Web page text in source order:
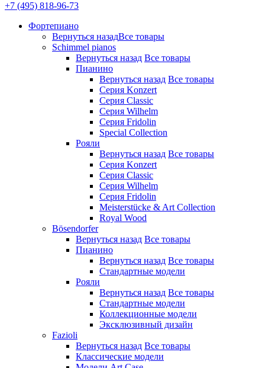
+7 (495) 818-96-73
Фортепиано
Вернуться назадВсе товары
Schimmel pianos
Вернуться назад Все товары
Пианино
Вернуться назад Все товары
Серия Konzert
Серия Classic
Серия Wilhelm
Серия Fridolin
Special Collection
Рояли
Вернуться назад Все товары
Серия Konzert
Серия Classic
Серия Wilhelm
Серия Fridolin
Meisterstücke & Art Collection
Royal Wood
Bösendorfer
Вернуться назад Все товары
Пианино
Вернуться назад Все товары
Стандартные модели
Рояли
Вернуться назад Все товары
Стандартные модели
Коллекционные модели
Эксклюзивный дизайн
Fazioli
Вернуться назад Все товары
Классические модели